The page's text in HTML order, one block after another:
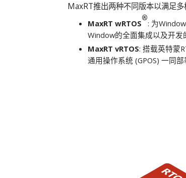
MaxRT推出两种不同版本以满足多
MaxRT wRTOS
®
: 为
Window的全面集成以及开发
MaxRT vRTOS: 搭载英特蒙
通用操作系统 (GPOS) 一同